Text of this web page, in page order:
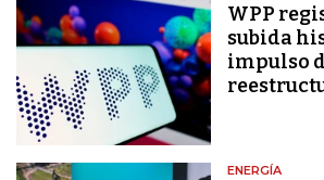
WPP
subida
impulso
ENERGÍA